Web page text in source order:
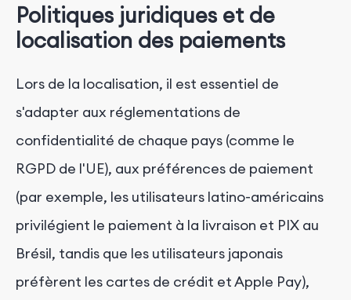
Politiques juridiques et de
localisation des paiements
Lors de la localisation, il est essentiel de
s'adapter aux réglementations de
confidentialité de chaque pays (comme le
RGPD de l'UE), aux préférences de paiement
(par exemple, les utilisateurs latino-américains
privilégient le paiement à la livraison et PIX au
Brésil, tandis que les utilisateurs japonais
préfèrent les cartes de crédit et Apple Pay),